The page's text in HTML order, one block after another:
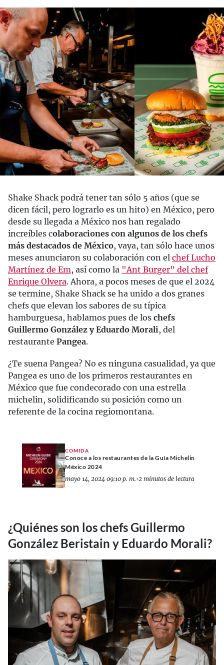
Shake Shack podrá tener tan sólo 5 años (que se
dicen fácil, pero lograrlo es un hito) en México, pero
desde su llegada a México nos han regalado
increíbles colaboraciones con algunos de los chefs
más destacados de México, vaya, tan sólo hace unos
meses anunciaron su colaboración con el chef Lucho
Martínez de Em, así como la "Ant Burger" del chef
Enrique Olvera. Ahora, a pocos meses de que el 2024
se termine, Shake Shack se ha unido a dos granes
chefs que elevan los sabores de su típica
hamburguesa, hablamos pues de los chefs
Guillermo González y Eduardo Morali, del
restaurante Pangea.
¿Te suena Pangea? No es ninguna casualidad, ya que
Pangea es uno de los primeros restaurantes en
México que fue condecorado con una estrella
michelin, solidificando su posición como un
referente de la cocina regiomontana.
COMIDA
Conoce a los restaurantes de la Guía Michelin
México 2024
mayo 14, 2024 09:10 p. m.•2 minutos de lectura
¿Quiénes son los chefs Guillermo
González Beristain y Eduardo Morali?